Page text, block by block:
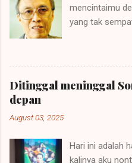
mencintaimu
yang tak
dengan
sempat
kembali
bermanfaat
Ditinggal meninggal
depan
August 03, 2025
Hari ini adalah
kalinya aku